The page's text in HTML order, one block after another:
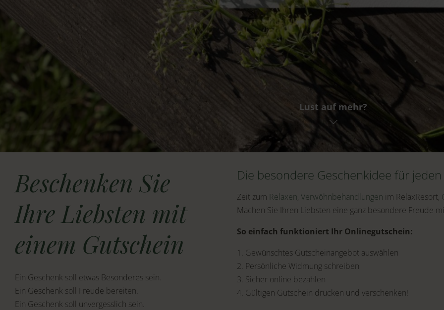
Lust auf mehr?
Beschenken Sie
Ihre Liebsten mit
einem Gutschein
Ein Geschenk soll etwas Besonderes sein.
Ein Geschenk soll Freude bereiten.
Ein Geschenk soll unvergesslich sein.
Die besondere Geschenkidee für jeden
Zeit zum Relaxen, Verwöhnbehandlungen im RelaxResort,
Machen Sie Ihren Liebsten eine ganz besondere Freude
So einfach funktioniert Ihr Onlinegutschein:
1. Gewünschtes Gutscheinangebot auswählen
2. Persönliche Widmung schreiben
3. Sicher online bezahlen
4. Gültigen Gutschein drucken und verschenken!